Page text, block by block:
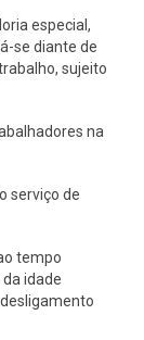
especial,
se diante de
sujeito
na
serviço de
tempo
idade